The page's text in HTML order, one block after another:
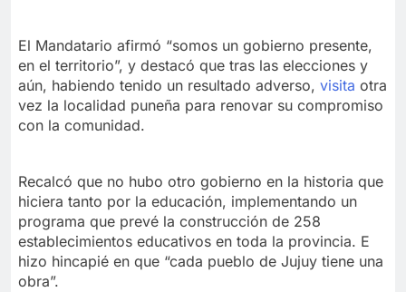
El Mandatario afirmó “somos un gobierno presente,
en el territorio”, y destacó que tras las elecciones y
aún, habiendo tenido un resultado adverso, visita otra
vez la localidad puneña para renovar su compromiso
con la comunidad.
Recalcó que no hubo otro gobierno en la historia que
hiciera tanto por la educación, implementando un
programa que prevé la construcción de 258
establecimientos educativos en toda la provincia. E
hizo hincapié en que “cada pueblo de Jujuy tiene una
obra”.